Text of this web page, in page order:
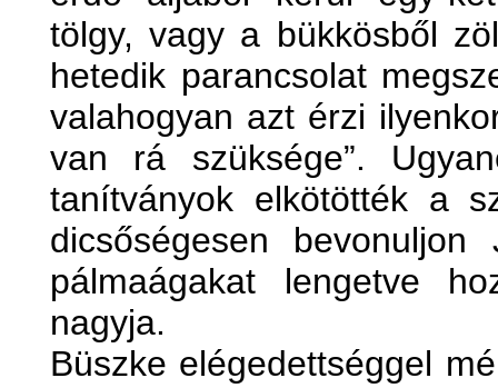
tölgy, vagy a bükkösből
hetedik parancsolat
valahogyan azt érzi
van rá szüksége”.
tanítványok elkötötték a
dicsőségesen
pálmaágakat lengetve
nagyja.
Büszke elégedettséggel